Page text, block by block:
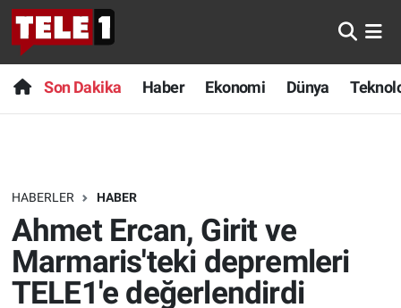
Son Dakika Haber Ekonomi Dünya
HABERLER HABER
Ahmet Ercan, Girit ve
Marmaris'teki depremleri
TELE1'e değerlendirdi
Anında Manşet
Başka Sohbetler
Bilim turu
Bilim ve Teknoloji Evreni
Doğa Konuşuyor
Son Dakika
Haber
Dünya
Sağlık
Nöbetçi Eczaneler
Hava Durumu
Trafik Durumu
Süper Lig Puan Durumu ve Fikstür
Tüm Manşetler